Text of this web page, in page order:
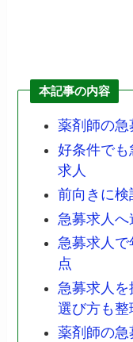
本記事の内容
薬剤師の急
好条件でも
求人
前向きに検
急募求人へ
急募求人
点
急募求人
選び方も整
薬剤師の急